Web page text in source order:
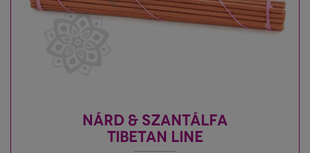
NÁRD & SZANTÁLFA
TIBETAN LINE